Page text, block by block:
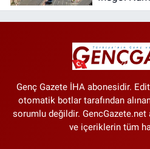
Saatleri |
Genç Gazete İHA abonesidir.
otomatik botlar tarafından
sorumlu değildir.
ve içeriklerin tüm